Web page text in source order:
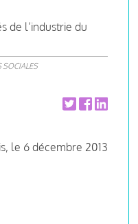
de l’industrie du
SOCIALES
le 6 décembre 2013